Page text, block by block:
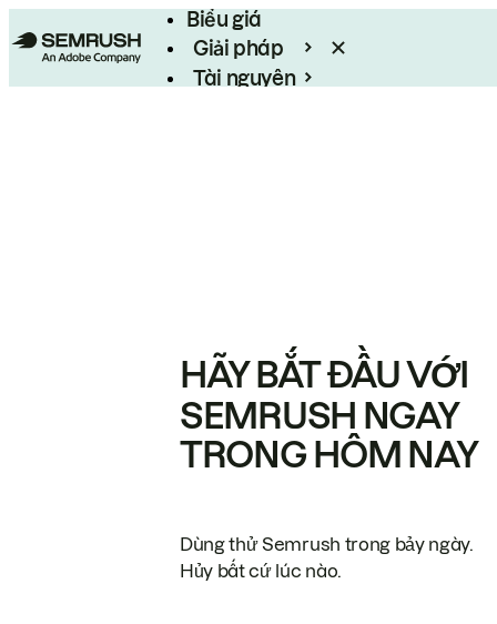
Biểu giá
Giải pháp
Tài nguyên
HÃY BẮT ĐẦU VỚI
SEMRUSH NGAY
TRONG HÔM NAY
Dùng thử Semrush trong bảy ngày.
Hủy bất cứ lúc nào.